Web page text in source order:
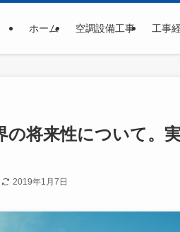
ホーム 空調設備工事 工事
の将来性について。
2019年1月7日